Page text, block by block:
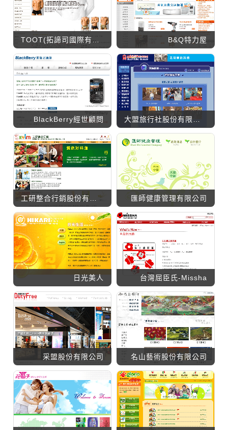
TOOT(拓諦司國際有限公司) B&Q特力屋
BlackBerry經世顧問
匯師健康管理有限公司
日光美人 台灣屈臣氏-Missha
采盟股份有限公司 名山藝術股份有限公司